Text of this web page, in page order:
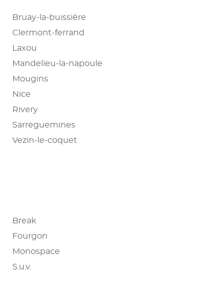
Bruay-la-buissière
Clermont-ferrand
Laxou
Mandelieu-la-napoule
Mougins
Nice
Rivery
Sarreguemines
Vezin-le-coquet
Break
Fourgon
Monospace
S.u.v.